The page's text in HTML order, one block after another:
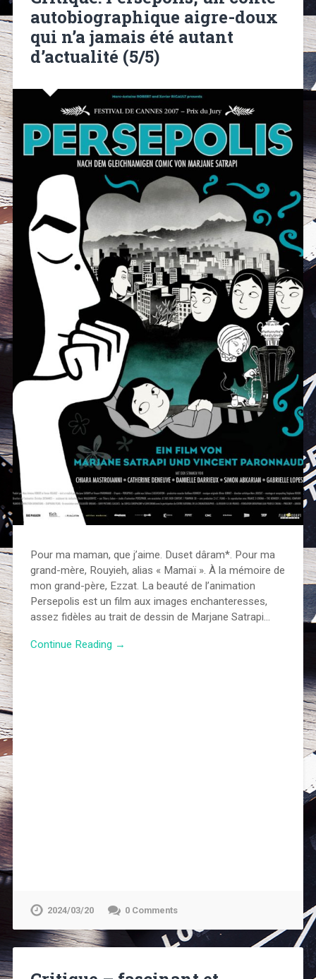
autobiographique aigre-doux
qui n’a jamais été autant
d’actualité (5/5)
Pour ma maman, que j’aime. Duset dâram*. Pour ma
grand-mère, Rouyieh, alias « Mamaï ». À la mémoire de
mon grand-père, Ezzat. La beauté de l’animation
Persepolis est un film aux images enchanteresses,
assez fidèles au trait de dessin de Marjane Satrapi…
Continue Reading →
2024/03/20 0 Comments